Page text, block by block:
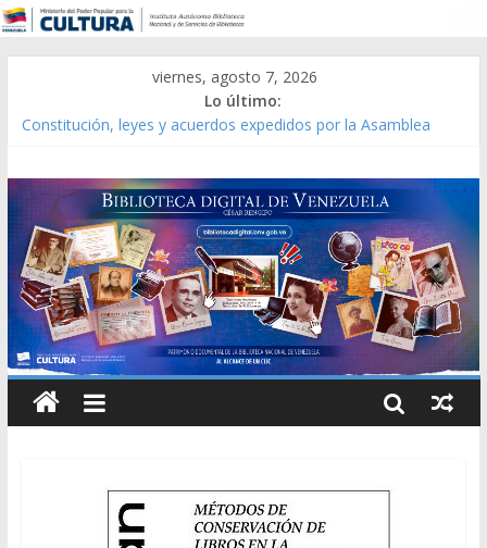
viernes, agosto 7, 2026
Lo último:
Constitución, leyes y acuerdos expedidos por la Asamblea
Modesta Bor Sánchez [material gráfico]
Gaceta Oficial de la República de Venezuela año CXXXIII Mes V,
Caracas 09 de marzo de 2006 N° 38.394
Catálogo temático de obras de Modesta Bor